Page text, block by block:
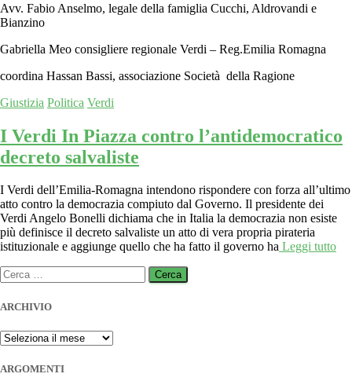
Avv. Fabio Anselmo, legale della famiglia Cucchi, Aldrovandi e
Bianzino
Gabriella Meo consigliere regionale Verdi – Reg.Emilia Romagna
coordina Hassan Bassi, associazione Società della Ragione
Giustizia Politica Verdi
I Verdi In Piazza contro l’antidemocratico
decreto salvaliste
I Verdi dell’Emilia-Romagna intendono rispondere con forza all’ultimo
atto contro la democrazia compiuto dal Governo. Il presidente dei
Verdi Angelo Bonelli dichiama che in Italia la democrazia non esiste
più definisce il decreto salvaliste un atto di vera propria pirateria
istituzionale e aggiunge quello che ha fatto il governo ha Leggi tutto
Ricerca
per:
ARCHIVIO
ARCHIVIO
ARGOMENTI